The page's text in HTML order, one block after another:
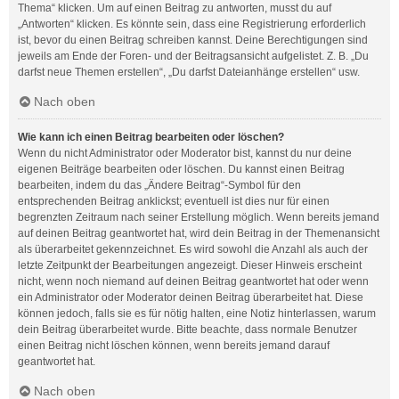
Thema“ klicken. Um auf einen Beitrag zu antworten, musst du auf
„Antworten“ klicken. Es könnte sein, dass eine Registrierung erforderlich
ist, bevor du einen Beitrag schreiben kannst. Deine Berechtigungen sind
jeweils am Ende der Foren- und der Beitragsansicht aufgelistet. Z. B. „Du
darfst neue Themen erstellen“, „Du darfst Dateianhänge erstellen“ usw.
Nach oben
Wie kann ich einen Beitrag bearbeiten oder löschen?
Wenn du nicht Administrator oder Moderator bist, kannst du nur deine
eigenen Beiträge bearbeiten oder löschen. Du kannst einen Beitrag
bearbeiten, indem du das „Ändere Beitrag“-Symbol für den
entsprechenden Beitrag anklickst; eventuell ist dies nur für einen
begrenzten Zeitraum nach seiner Erstellung möglich. Wenn bereits jemand
auf deinen Beitrag geantwortet hat, wird dein Beitrag in der Themenansicht
als überarbeitet gekennzeichnet. Es wird sowohl die Anzahl als auch der
letzte Zeitpunkt der Bearbeitungen angezeigt. Dieser Hinweis erscheint
nicht, wenn noch niemand auf deinen Beitrag geantwortet hat oder wenn
ein Administrator oder Moderator deinen Beitrag überarbeitet hat. Diese
können jedoch, falls sie es für nötig halten, eine Notiz hinterlassen, warum
dein Beitrag überarbeitet wurde. Bitte beachte, dass normale Benutzer
einen Beitrag nicht löschen können, wenn bereits jemand darauf
geantwortet hat.
Nach oben